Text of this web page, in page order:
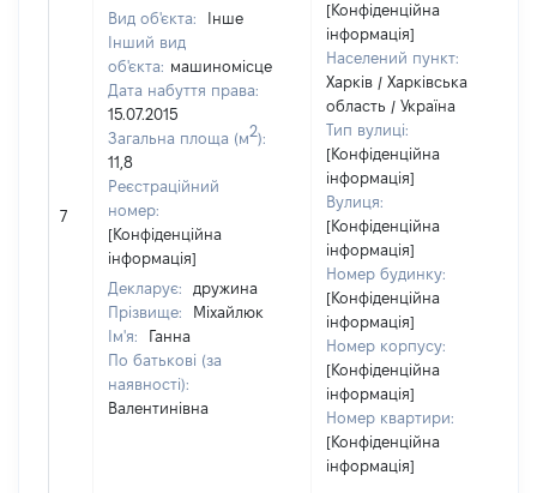
7
Вид об'єкта:
Інше
Інший вид
об'єкта: машиномісце
Дата набуття права:
15.07.2015
Загальна площа (м2):
11,8
Реєстраційний
номер:
[Конфіденційна
інформація]
Декларує:
дружина
Прізвище:
Міхайлюк
Ім'я:
Ганна
По батькові (за
наявності):
Валентинівна
[Конфіденційна
інформація]
Населений пункт:
Харків / Харківська
область / Україна
Тип вулиці:
[Конфіденційна
інформація]
Вулиця:
[Конфіденційна
інформація]
Номер будинку:
[Конфіденційна
інформація]
Номер корпусу:
[Конфіденційна
інформація]
Номер квартири:
[Конфіденційна
інформація]